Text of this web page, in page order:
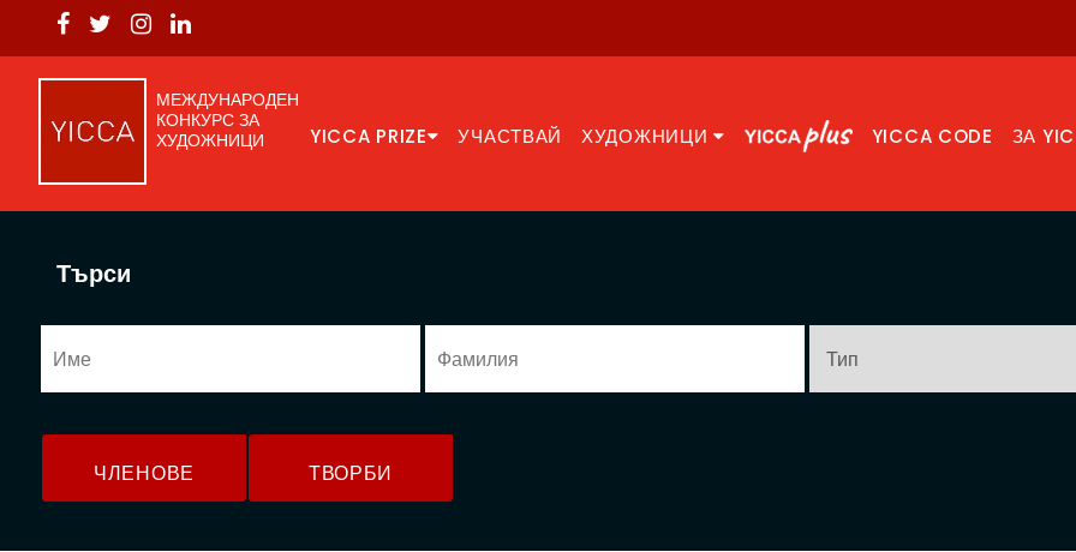
МЕЖДУНАРОДЕН
КОНКУРС ЗА
ХУДОЖНИЦИ
YICCA PRIZE УЧАСТВАЙ ХУДОЖНИЦИ YICCA CODE ЗА
Търси
ЧЛЕНОВЕ ТВОРБИ